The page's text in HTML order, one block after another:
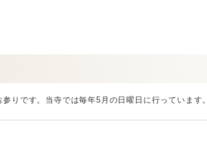
りです。当寺では毎年5月の日曜日に行っています。